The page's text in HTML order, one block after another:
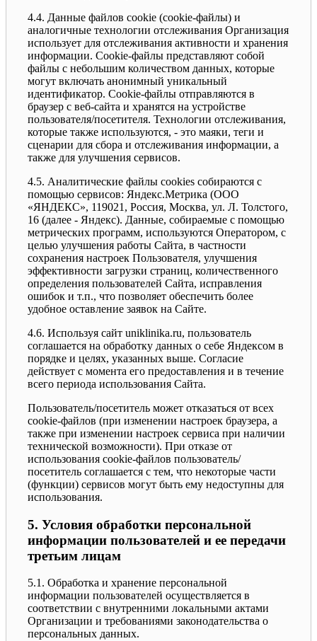
4.4. Данные файлов cookie (сookie-файлы) и
аналогичные технологии отслеживания Организация
использует для отслеживания активности и хранения
информации. Сookie-файлы представляют собой
файлы с небольшим количеством данных, которые
могут включать анонимный уникальный
идентификатор. Cookie-файлы отправляются в
браузер с веб-сайта и хранятся на устройстве
пользователя/посетителя. Технологии отслеживания,
которые также используются, - это маяки, теги и
сценарии для сбора и отслеживания информации, а
также для улучшения сервисов.
4.5. Аналитические файлы cookies собираются с
помощью сервисов: Яндекс.Метрика (ООО
«ЯНДЕКС», 119021, Россия, Москва, ул. Л. Толстого,
16 (далее - Яндекс). Данные, собираемые с помощью
метрических программ, используются Оператором, с
целью улучшения работы Сайта, в частности
сохранения настроек Пользователя, улучшения
эффективности загрузки страниц, количественного
определения пользователей Сайта, исправления
ошибок и т.п., что позволяет обеспечить более
удобное оставление заявок на Сайте.
4.6. Используя сайт uniklinika.ru, пользователь
соглашается на обработку данных о себе Яндексом в
порядке и целях, указанных выше. Согласие
действует с момента его предоставления и в течение
всего периода использования Сайта.
Пользователь/посетитель может отказаться от всех
cookie-файлов (при изменении настроек браузера, а
также при изменении настроек сервиса при наличии
технической возможности). При отказе от
использования cookie-файлов пользователь/
посетитель соглашается с тем, что некоторые части
(функции) сервисов могут быть ему недоступны для
использования.
5. Условия обработки персональной
информации пользователей и ее передачи
третьим лицам
5.1. Обработка и хранение персональной
информации пользователей осуществляется в
соответствии с внутренними локальными актами
Организации и требованиями законодательства о
персональных данных.